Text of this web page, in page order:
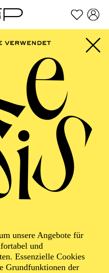
Zum Footer springen
unsere Angebote für
und
Essenzielle Cookies
Grundfunktionen der